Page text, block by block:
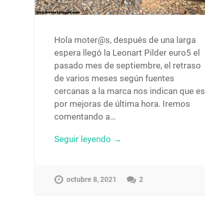
Hola moter@s, después de una larga
espera llegó la Leonart Pilder euro5 el
pasado mes de septiembre, el retraso
de varios meses según fuentes
cercanas a la marca nos indican que es
por mejoras de última hora. Iremos
comentando a…
Seguir leyendo →
octubre 8, 2021 2